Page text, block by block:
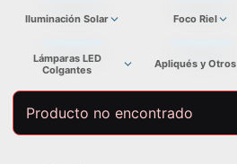
Iluminación Solar Foco Riel
Lámparas LED
Colgantes
Apliqués y Otros
Producto no encontrado